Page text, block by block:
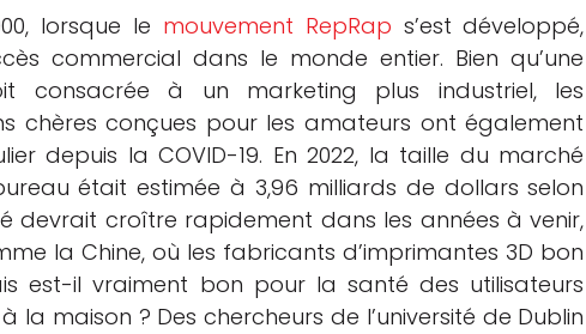
lorsque le mouvement RepRap s’est développé,
commercial dans le monde entier. Bien qu’une
consacrée à un marketing plus industriel, les
chères conçues pour les amateurs ont également
depuis la COVID-19. En 2022, la taille du marché
était estimée à 3,96 milliards de dollars selon
devrait croître rapidement dans les années à venir,
la Chine, où les fabricants d’imprimantes 3D bon
est-il vraiment bon pour la santé des utilisateurs
la maison ? Des chercheurs de l’université de Dublin